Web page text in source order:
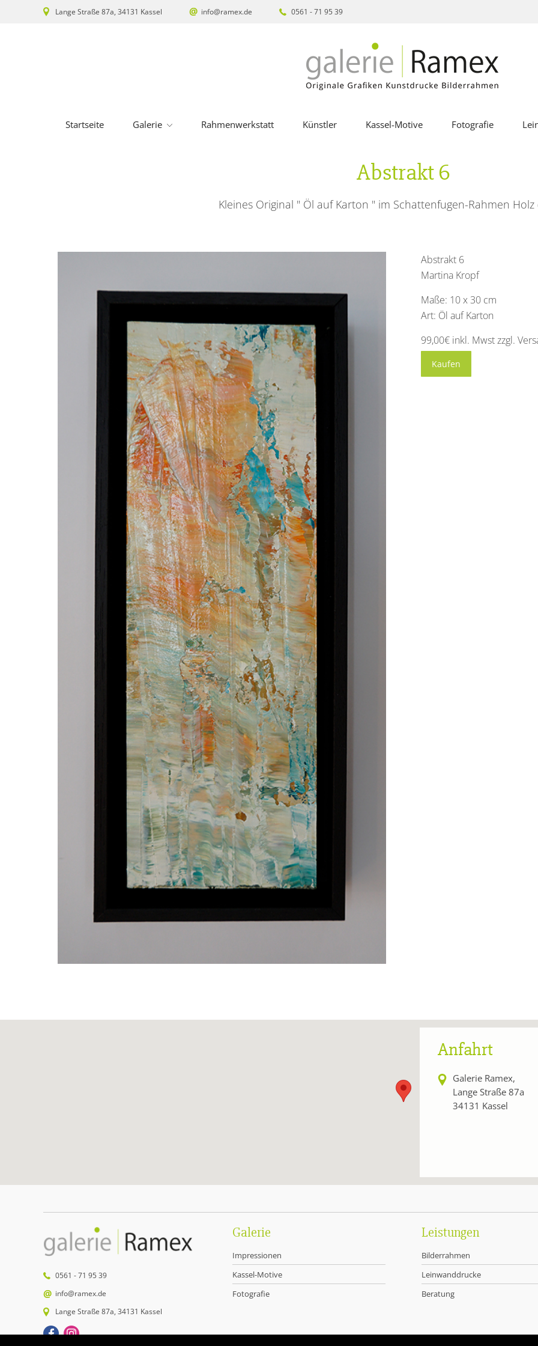
0561 - 71 95 39
info@ramex.de
Lange Straße 87a, 34131 Kassel
Startseite Galerie Rahmenwerkstatt Künstler Kassel-Motive Fotografie
Abstrakt 6
Kleines Original " Öl auf Karton " im Schattenfugen-Rahmen Holz
Abstrakt 6
Martina Kropf
Maße: 10 x 30 cm
Art: Öl auf Karton
99,00€ inkl. Mwst zzgl.
Kaufen
Anfahrt
Galerie Ramex,
Lange Straße 87a
34131 Kassel
0561 - 71 95 39
info@ramex.de
Lange Straße 87a, 34131 Kassel
Galerie
Impressionen
Kassel-Motive
Fotografie
Leistungen
Bilderrahmen
Leinwanddrucke
Beratung